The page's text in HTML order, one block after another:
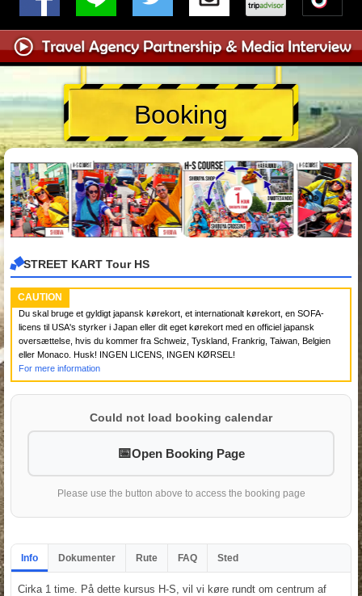
Booking
STREET KART Tour HS
CAUTION
Du skal bruge et gyldigt japansk kørekort, et internationalt kørekort, en SOFA-
licens til USA's styrker i Japan eller dit eget kørekort med en officiel japansk
oversættelse, hvis du kommer fra Schweiz, Tyskland, Frankrig, Taiwan, Belgien
eller Monaco. Husk! INGEN LICENS, INGEN KØRSEL!
For mere information
Could not load booking calendar
Open Booking Page
Please use the button above to access the booking page
Info Dokumenter Rute FAQ Sted
Cirka 1 time. På dette kursus H-S, vil vi køre rundt om centrum af